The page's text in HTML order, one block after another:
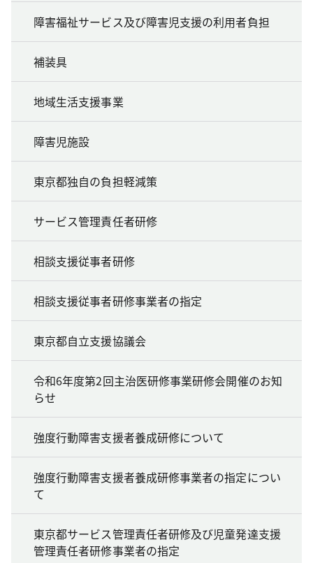
障害福祉サービス及び障害児支援の利用者負担
補装具
地域生活支援事業
障害児施設
東京都独自の負担軽減策
サービス管理責任者研修
相談支援従事者研修
相談支援従事者研修事業者の指定
東京都自立支援協議会
令和6年度第2回主治医研修事業研修会開催のお知
らせ
強度行動障害支援者養成研修について
強度行動障害支援者養成研修事業者の指定につい
て
東京都サービス管理責任者研修及び児童発達支援
管理責任者研修事業者の指定